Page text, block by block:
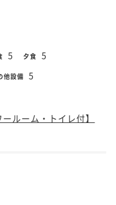
5 夕食 5
他設備 5
ルーム・トイレ付】